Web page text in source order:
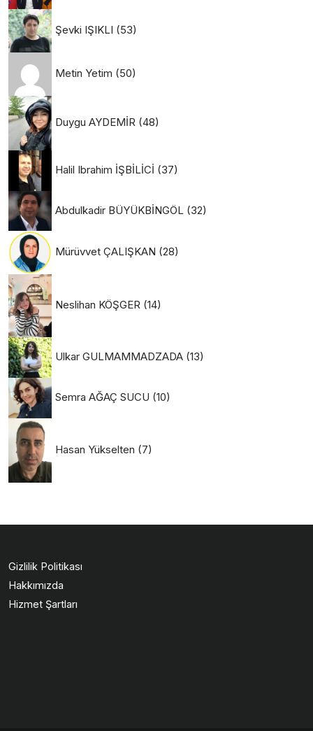
Şevki IŞIKLI (53)
Metin Yetim (50)
Duygu AYDEMİR (48)
Halil Ibrahim İŞBİLİCİ (37)
Abdulkadir BÜYÜKBİNGÖL (32)
Mürüvvet ÇALIŞKAN (28)
Neslihan KÖŞGER (14)
Ulkar GULMAMMADZADA (13)
Semra AĞAÇ SUCU (10)
Hasan Yükselten (7)
Gizlilik Politikası
Hakkımızda
Hizmet Şartları